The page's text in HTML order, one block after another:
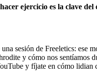
ejercicio es la clave
sesión de Freeletics: ese
y cómo nos sentíamos
y fíjate en cómo lidian